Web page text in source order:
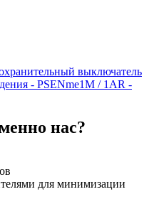
выключатель
- PSENme1M / 1AR -
нас?
для минимизации